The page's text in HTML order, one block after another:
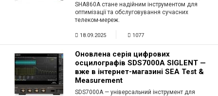
SHA860A стане надійним інструментом для
оптимізації та обслуговування сучасних
телеком-мереж.
18.09.2025 1077
Оновлена серія цифрових
осцилографів SDS7000A SIGLENT —
вже в інтернет-магазині SEA Test &
Measurement
SDS7000A — універсальний інструмент для